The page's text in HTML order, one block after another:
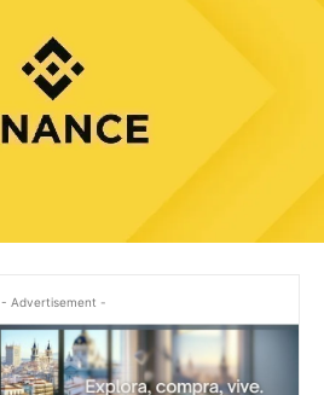
- Advertisement -